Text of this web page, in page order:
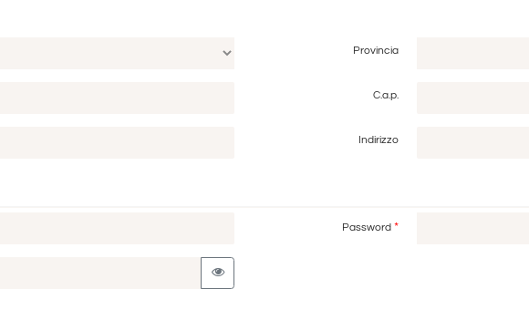
Provincia
C.a.p.
Indirizzo
Password *
View password